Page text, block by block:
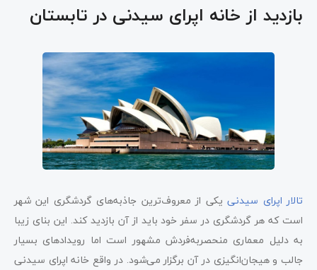
بازدید از خانه‌ اپرای سیدنی در تابستان
تالار اپرای سیدنییکی از معروف‌ترین جاذبه‌های گردشگری این شهر
است که هر گردشگری در سفر خود باید از آن بازدید کند. این بنای زیبا
به دلیل معماری منحصربه‌فردش مشهور است اما رویدادهای بسیار
جالب و هیجان‌انگیزی در آن برگزار می‌شود. در واقع خانه اپرای سیدنی